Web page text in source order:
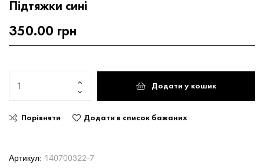
Підтяжки сині
350.00 грн
Додати у кошик
Порівняти Додати в список бажаних
Артикул: 140700322-7